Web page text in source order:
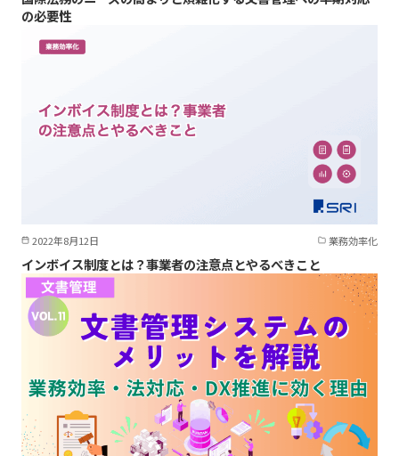
の必要性
2022年8月12日 業務効率化
インボイス制度とは？事業者の注意点とやるべきこと